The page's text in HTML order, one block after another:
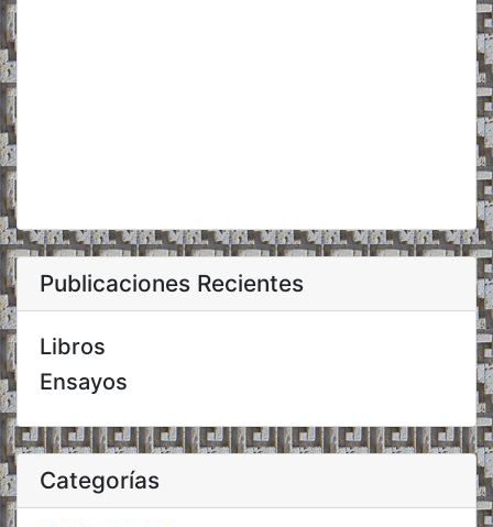
Publicaciones Recientes
Libros
Ensayos
Categorías